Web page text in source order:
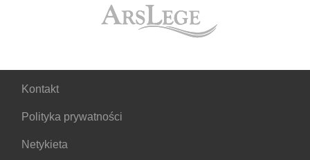
Kontakt
Polityka prywatności
Netykieta